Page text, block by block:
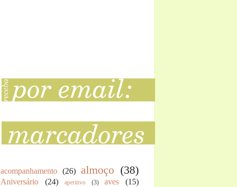
acompanhamento (26) almoço (38)
Aniversário (24) aperitivo (3) aves (15)